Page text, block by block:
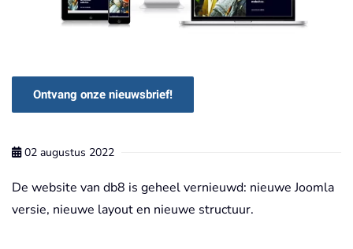
Ontvang onze nieuwsbrief!
02 augustus 2022
De website van db8 is geheel vernieuwd: nieuwe Joomla
versie, nieuwe layout en nieuwe structuur.